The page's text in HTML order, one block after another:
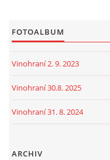
FOTOALBUM
Vinohraní 2. 9. 2023
Vinohraní 30.8. 2025
Vinohraní 31. 8. 2024
ARCHIV